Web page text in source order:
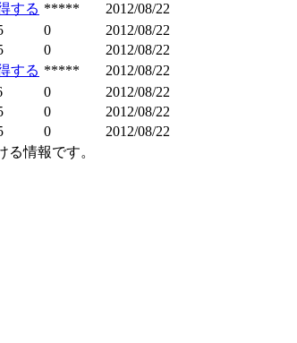
する *****
2012/08/22
0
2012/08/22
0
2012/08/22
する *****
2012/08/22
0
2012/08/22
0
2012/08/22
0
2012/08/22
情報です。